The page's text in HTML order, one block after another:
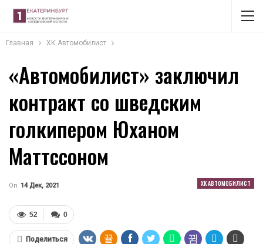
Главная ХК Автомобилист
«Автомобилист» заключил
контракт со шведским
голкипером Юханом
Маттссоном
ХК АВТОМОБИЛИСТ
On 14 Дек, 2021
0
52
Поделиться